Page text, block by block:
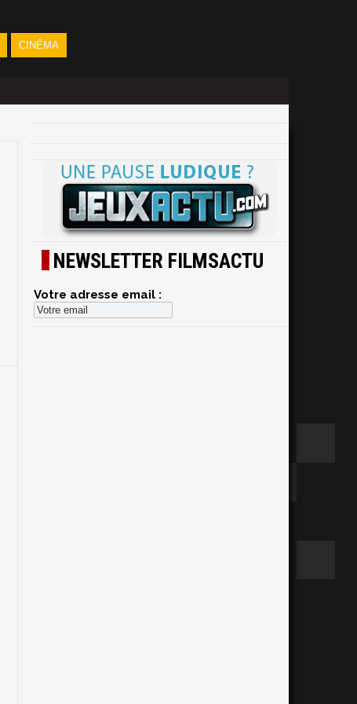
CINÉMA
NEWSLETTER FILMSACTU
Votre adresse email :